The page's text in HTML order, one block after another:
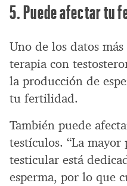
5. Puede afectar tu
Uno de los datos
terapia con
la producción de
tu fertilidad.
También puede
testículos. “La
testicular está
esperma, por lo que